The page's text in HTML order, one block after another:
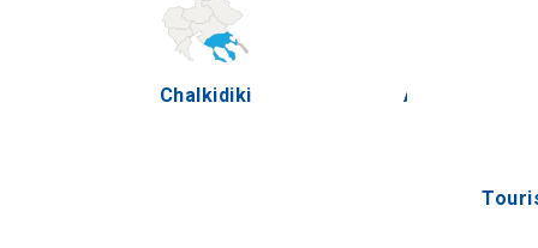
Chalkidiki Agion Oros